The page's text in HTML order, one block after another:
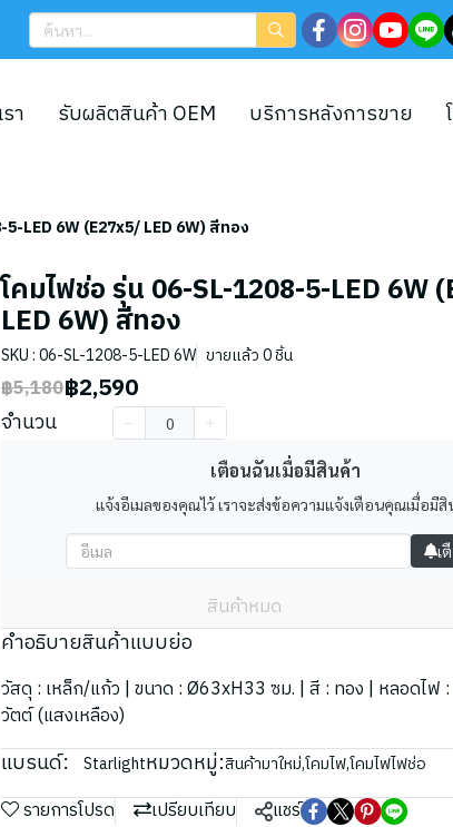
า รับผลิตสินค้า OEM บริการหลังการขาย
LED 6W (E27x5/ LED 6W) สีทอง
โคมไฟช่อ รุ่น 06-SL-1208-5-LED 6W
LED 6W) สีทอง
SKU : 06-SL-1208-5-LED 6W ขายแล้ว 0 ชิ้น
฿5,180฿2,590
จำนวน
เตือนฉันเมื่อมีสินค้า
แจ้งอีเมลของคุณไว้ เราจะส่งข้อความแจ้งเตือนคุณเมื่อมีสิ
เ
สินค้าหมด
คำอธิบายสินค้าแบบย่อ
วัสดุ : เหล็ก/แก้ว | ขนาด : Ø63xH33 ซม. | สี : ทอง | หลอดไฟ
วัตต์ (แสงเหลือง)
แบรนด์: Starlightหมวดหมู่:สินค้ามาใหม่,โคมไฟ,โคมไฟไฟช่อ
รายการโปรด เปรียบเทียบ แชร์